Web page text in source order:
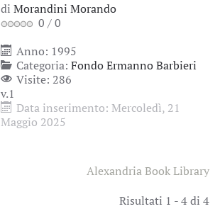
di Morandini Morando
0 /0
Anno: 1995
Categoria: Fondo Ermanno Barbieri
Visite: 286
v.1
Data inserimento: Mercoledì, 21
Maggio 2025
Alexandria Book Library
Risultati 1 - 4 di 4